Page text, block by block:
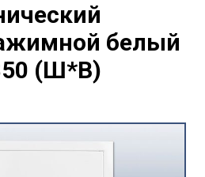
белый
(Ш*В)